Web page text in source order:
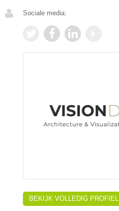
Sociale media:
BEKIJK VOLLEDIG PROFIEL